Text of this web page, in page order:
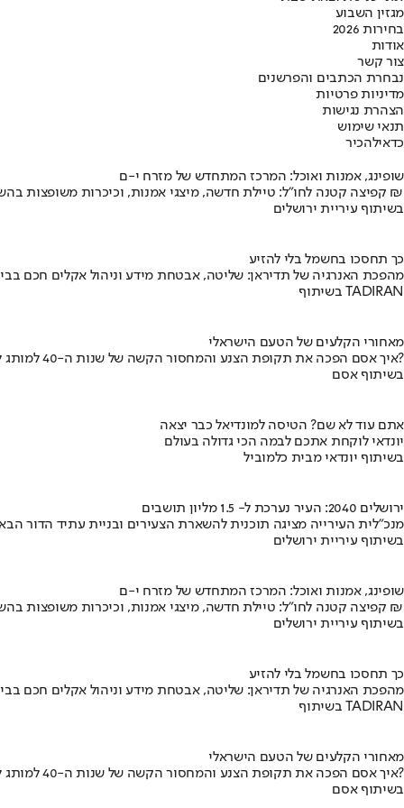
מגזין השבוע
בחירות 2026
אודות
צור קשר
נבחרת הכתבים והפרשנים
מדיניות פרטיות
הצהרת נגישות
תנאי שימוש
כדאילהכיר
שופינג, אמנות ואוכל: המרכז המתחדש של מזרח י-ם
קפיצה קטנה לחו"ל: טיילת חדשה, מיצגי אמנות, וכיכרות משופצות בהשקעה של 100 מיליון ₪
בשיתוף עיריית ירושלים
כך תחסכו בחשמל בלי להזיע
מהפכת האנרגיה של תדיראן: שליטה, אבטחת מידע וניהול אקלים חכם
בשיתוף TADIRAN
מאחורי הקלעים של הטעם הישראלי
איך אסם הפכה את תקופת הצנע והמחסור הקשה של שנות ה-40 למותג לאומי?
בשיתוף אסם
אתם עוד לא שם? הטיסה למונדיאל כבר יצאה
יונדאי לוקחת אתכם לבמה הכי גדולה בעולם
בשיתוף יונדאי מבית כלמוביל
ירושלים 2040: העיר נערכת ל- 1.5 מליון תושבים
מנכ"לית העירייה מציגה תוכנית להשארת הצעירים ובניית עתיד הדור
בשיתוף עיריית ירושלים
שופינג, אמנות ואוכל: המרכז המתחדש של מזרח י-ם
קפיצה קטנה לחו"ל: טיילת חדשה, מיצגי אמנות, וכיכרות משופצות בהשקעה של 100 מיליון ₪
בשיתוף עיריית ירושלים
כך תחסכו בחשמל בלי להזיע
מהפכת האנרגיה של תדיראן: שליטה, אבטחת מידע וניהול אקלים חכם
בשיתוף TADIRAN
מאחורי הקלעים של הטעם הישראלי
איך אסם הפכה את תקופת הצנע והמחסור הקשה של שנות ה-40 למותג לאומי?
בשיתוף אסם